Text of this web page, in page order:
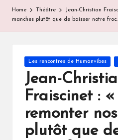
Home Théâtre
Jean-Christian
manches plutôt que de baisser notre
Posted
in
Les rencontres de Humanvibes
Jean-
Fraiscinet :
remonter
plutôt que